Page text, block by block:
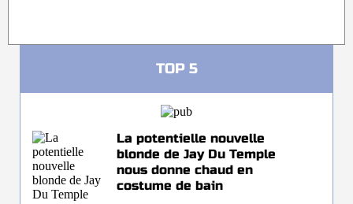
TOP 5
La potentielle nouvelle
blonde de Jay Du Temple
nous donne chaud en
costume de bain